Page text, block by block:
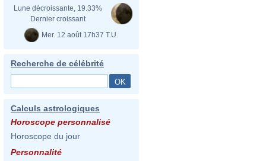
Lune décroissante, 19.33%
Dernier croissant
Mer. 12 août 17h37 T.U.
Recherche de célébrité
Calculs astrologiques
Horoscope personnalisé
Horoscope du jour
Personnalité